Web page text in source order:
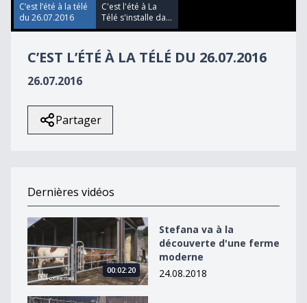
C’est l’été à la télé
du 26.07.2016
C'est l'été à La
Télé s'installe da...
C’EST L’ÉTÉ À LA TÉLÉ DU 26.07.2016
26.07.2016
Partager
Dernières vidéos
Stefana va à la découverte d&#039;une ferme
00:02:20
Stefana va à la
découverte d'une ferme
moderne
24.08.2018